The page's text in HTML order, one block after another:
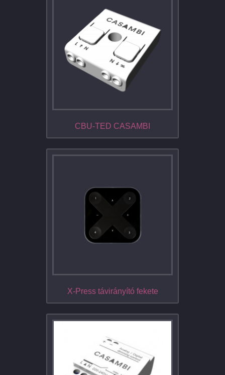
CBU-TED CASAMBI
X-Press távirányító fekete